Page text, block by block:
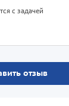
с задачей
отзыв